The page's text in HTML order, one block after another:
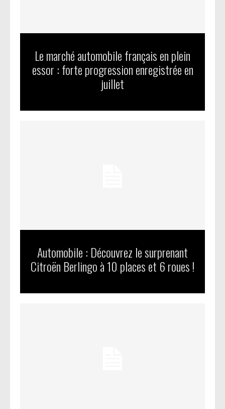
Le marché automobile français en plein
essor : forte progression enregistrée en
juillet
Automobile : Découvrez le surprenant
Citroën Berlingo à 10 places et 6 roues !